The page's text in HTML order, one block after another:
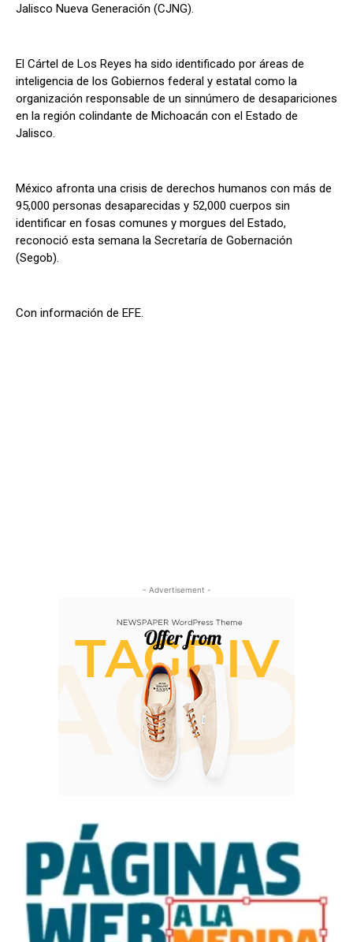
Jalisco Nueva Generación (CJNG).
El Cártel de Los Reyes ha sido identificado por áreas de
inteligencia de los Gobiernos federal y estatal como la
organización responsable de un sinnúmero de desapariciones
en la región colindante de Michoacán con el Estado de
Jalisco.
México afronta una crisis de derechos humanos con más de
95,000 personas desaparecidas y 52,000 cuerpos sin
identificar en fosas comunes y morgues del Estado,
reconoció esta semana la Secretaría de Gobernación
(Segob).
Con información de EFE.
- Advertisement -